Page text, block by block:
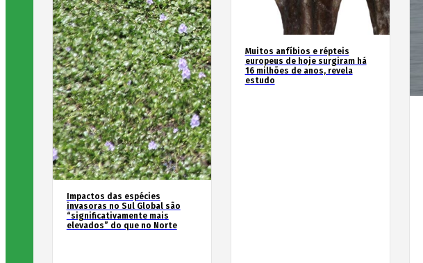
Impactos das espécies
invasoras no Sul Global são
“significativamente mais
elevados” do que no Norte
Muitos anfíbios e répteis
europeus de hoje surgiram há
16 milhões de anos, revela
estudo